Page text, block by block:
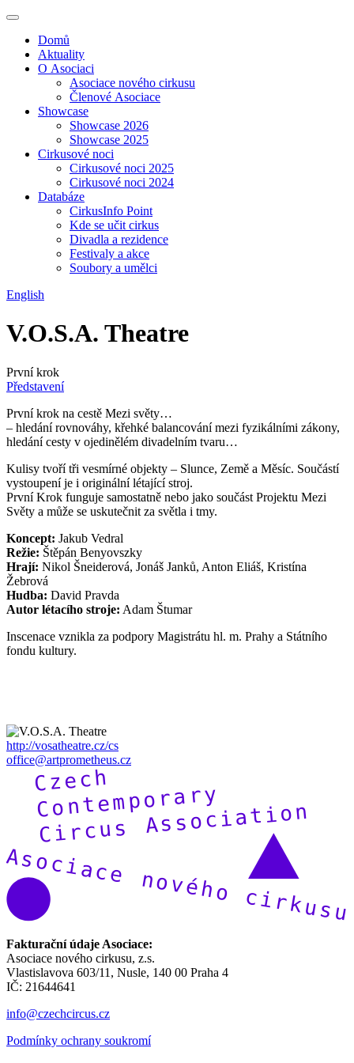
Domů
Aktuality
O Asociaci
Asociace nového cirkusu
Členové Asociace
Showcase
Showcase 2026
Showcase 2025
Cirkusové noci
Cirkusové noci 2025
Cirkusové noci 2024
Databáze
CirkusInfo Point
Kde se učit cirkus
Divadla a rezidence
Festivaly a akce
Soubory a umělci
English
V.O.S.A. Theatre
První krok
Představení
První krok na cestě Mezi světy…
– hledání rovnováhy, křehké balancování mezi fyzikálními zákony,
hledání cesty v ojedinělém divadelním tvaru…
Kulisy tvoří tři vesmírné objekty – Slunce, Země a Měsíc. Součástí
vystoupení je i originální létající stroj.
První Krok funguje samostatně nebo jako součást Projektu Mezi
Světy a může se uskutečnit za světla i tmy.
Koncept: Jakub Vedral
Režie: Štěpán Benyovszky
Hrají: Nikol Šneiderová, Jonáš Janků, Anton Eliáš, Kristína
Žebrová
Hudba: David Pravda
Autor létacího stroje: Adam Štumar
Inscenace vznikla za podpory Magistrátu hl. m. Prahy a Státního
fondu kultury.
http://vosatheatre.cz/cs
office@artprometheus.cz
Fakturační údaje Asociace:
Asociace nového cirkusu, z.s.
Vlastislavova 603/11, Nusle, 140 00 Praha 4
IČ: 21644641
info@czechcircus.cz
Podmínky ochrany soukromí